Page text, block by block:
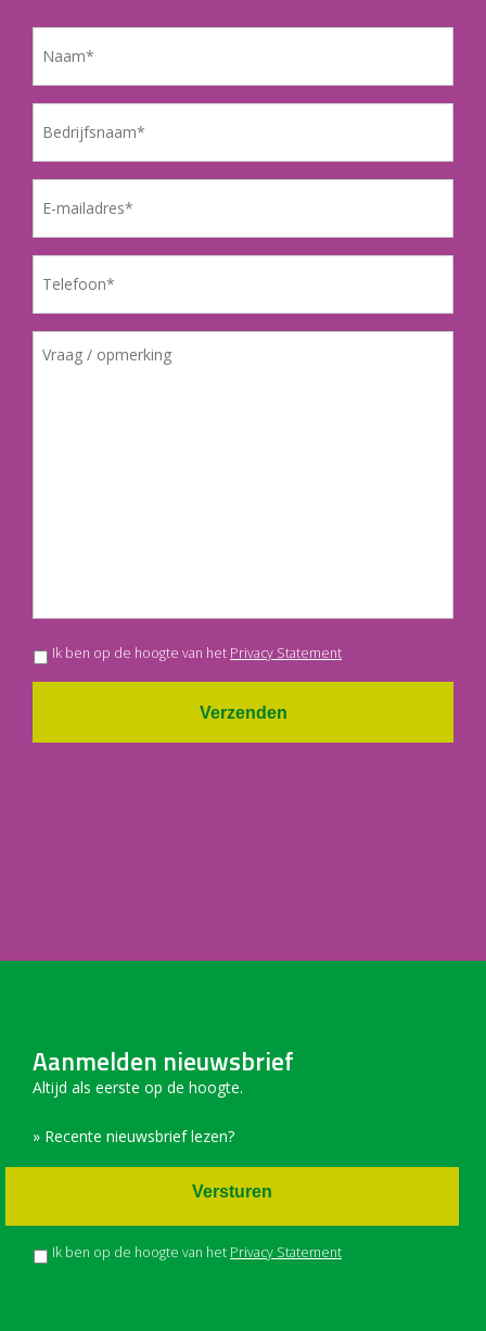
Ik ben op de hoogte van het Privacy Statement
Verzenden
Aanmelden nieuwsbrief
Altijd als eerste op de hoogte.
» Recente nieuwsbrief lezen?
Ik ben op de hoogte van het Privacy Statement
Versturen